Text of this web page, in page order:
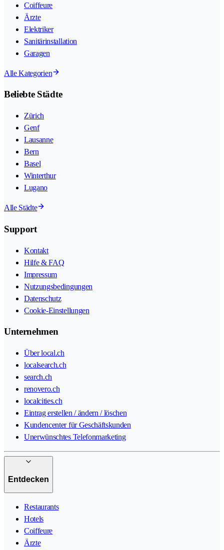
Coiffeure
Ärzte
Elektriker
Sanitärinstallation
Garagen
Alle Kategorien
Beliebte Städte
Zürich
Genf
Lausanne
Bern
Basel
Winterthur
Lugano
Alle Städte
Support
Kontakt
Hilfe & FAQ
Impressum
Nutzungsbedingungen
Datenschutz
Cookie-Einstellungen
Unternehmen
Über local.ch
localsearch.ch
search.ch
renovero.ch
localcities.ch
Eintrag erstellen / ändern / löschen
Kundencenter für Geschäftskunden
Unerwünschtes Telefonmarketing
Entdecken
Restaurants
Hotels
Coiffeure
Ärzte